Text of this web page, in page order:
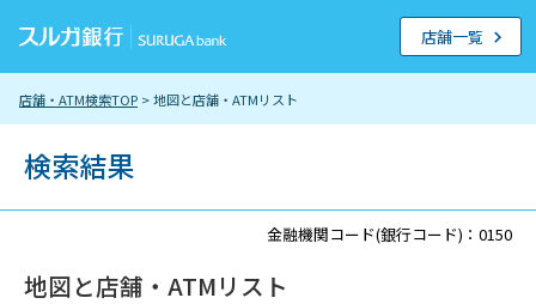
店舗・ATM検索TOP > 地図と店舗・ATMリスト
店舗一覧
検索結果
金融機関コード(銀行コード)：0150
地図と店舗・ATMリスト